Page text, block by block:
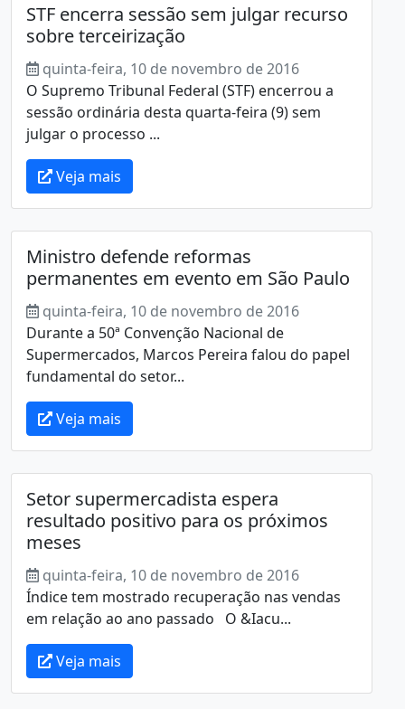
STF encerra sessão sem julgar recurso
sobre terceirização
quinta-feira, 10 de novembro de 2016
O Supremo Tribunal Federal (STF) encerrou a
sessão ordinária desta quarta-feira (9) sem
julgar o processo ...
Veja mais
Ministro defende reformas
permanentes em evento em São Paulo
quinta-feira, 10 de novembro de 2016
Durante a 50ª Convenção Nacional de
Supermercados, Marcos Pereira falou do papel
fundamental do setor...
Veja mais
Setor supermercadista espera
resultado positivo para os próximos
meses
quinta-feira, 10 de novembro de 2016
Índice tem mostrado recuperação nas vendas
em relação ao ano passado O &Iacu...
Veja mais